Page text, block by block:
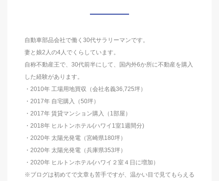
自動車部品会社で働く30代サラリーマンです。
妻と娘2人の4人でくらしています。
自称不動産王で、30代前半にして、国内外6か所に不動産を購入
した経験があります。
・2010年 工場用地買収（会社名義36,725坪）
・2017年 自宅購入（50坪）
・2017年 賃貸マンション購入（1部屋）
・2018年 ヒルトンホテル(ハワイ1室1週間分)
・2020年 太陽光発電（宮崎県180坪）
・2020年 太陽光発電（兵庫県353坪）
・2020年 ヒルトンホテル(ハワイ２室４日に増加）
※ブログは初めてで文章も苦手ですが、温かい目で見てもらえる